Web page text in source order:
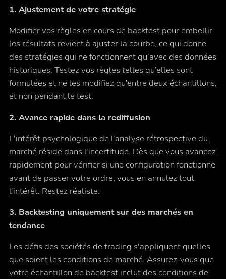
1. Ajustement de votre stratégie
Modifier vos règles en cours de backtest pour embellir
les résultats revient à ajuster la courbe, ce qui donne
des stratégies qui ne fonctionnent qu’avec des données
historiques. Testez vos règles telles qu’elles sont
formulées et ne les modifiez qu’entre deux échantillons,
et non pendant le test.
2. Avance rapide dans la rediffusion
L'intérêt psychologique de l'analyse rétrospective du
marché réside dans l'incertitude. Dès que vous avancez
rapidement pour vérifier si une configuration fonctionne
avant de passer votre ordre, vous en annulez tout
l'intérêt. Restez réaliste.
3. Backtesting uniquement sur des marchés en
tendance
Les défis des sociétés de trading s'appliquent quelles
que soient les conditions de marché. Assurez-vous que
votre échantillon de backtest inclut des conditions de